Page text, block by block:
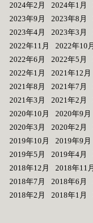
2024年2月
2024年1月
2023年9月
2023年8月
2023年4月
2023年3月
2022年11月
2022年10月
2022年6月
2022年5月
2022年1月
2021年12月
2021年8月
2021年7月
2021年3月
2021年2月
2020年10月
2020年9月
2020年3月
2020年2月
2019年10月
2019年9月
2019年5月
2019年4月
2018年12月
2018年11月
2018年7月
2018年6月
2018年2月
2018年1月